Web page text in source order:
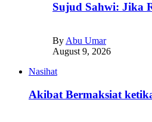
Sujud Sahwi: Jika
By Abu Umar
August 9, 2026
Nasihat
Akibat Bermaksiat